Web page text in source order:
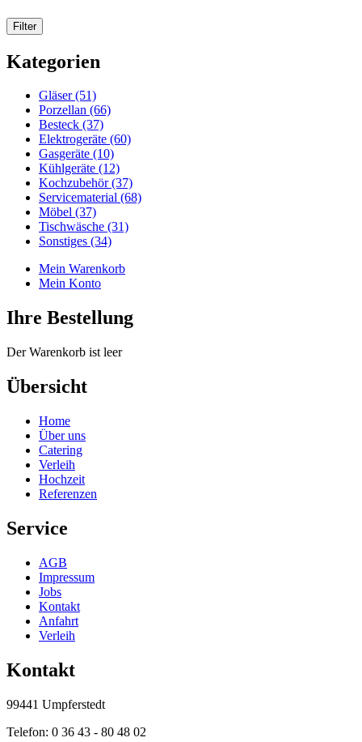
Kategorien
Gläser (51)
Porzellan (66)
Besteck (37)
Elektrogeräte (60)
Gasgeräte (10)
Kühlgeräte (12)
Kochzubehör (37)
Servicematerial (68)
Möbel (37)
Tischwäsche (31)
Sonstiges (34)
Mein Warenkorb
Mein Konto
Ihre Bestellung
Der Warenkorb ist leer
Übersicht
Home
Über uns
Catering
Verleih
Hochzeit
Referenzen
Service
AGB
Impressum
Jobs
Kontakt
Anfahrt
Verleih
Kontakt
99441 Umpferstedt
Telefon: 0 36 43 - 80 48 02